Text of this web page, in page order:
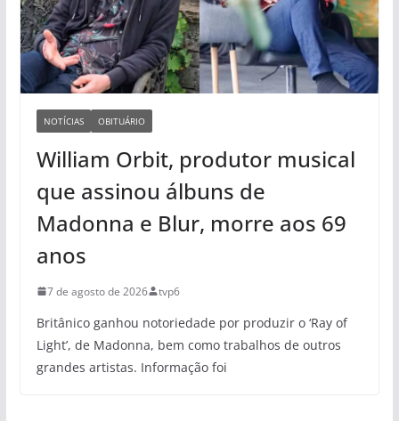
NOTÍCIAS OBITUÁRIO
William Orbit, produtor musical
que assinou álbuns de
Madonna e Blur, morre aos 69
anos
7 de agosto de 2026 tvp6
Britânico ganhou notoriedade por produzir o ‘Ray of
Light’, de Madonna, bem como trabalhos de outros
grandes artistas. Informação foi